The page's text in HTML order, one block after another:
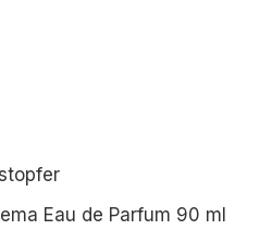
Eau de Parfum 90 ml